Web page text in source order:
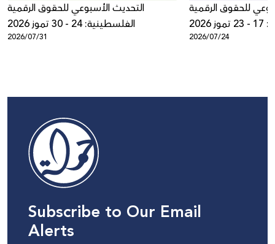
التحديث الأسبوعي للحقوق الرقمية
الفلسطينية: 24 - 30 تموز 2026
2026/07/31
للحقوق الرقمية
2026/07/24
Subscribe to Our Email
Alerts